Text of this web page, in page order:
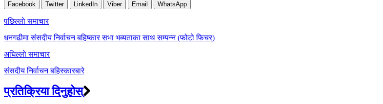
Facebook Twitter LinkedIn Viber Email WhatsApp
Post
navigation
पछिल्लाे समाचार
धनगढीमा संसदीय निर्वाचन बहिष्कार सभा भब्यताका साथ सम्पन्न (फोटो फिचर)
अघिल्लाे समाचार
संसदीय निर्वाचन बहिस्कारबारे
प्रतिक्रिया दिनुहोस्